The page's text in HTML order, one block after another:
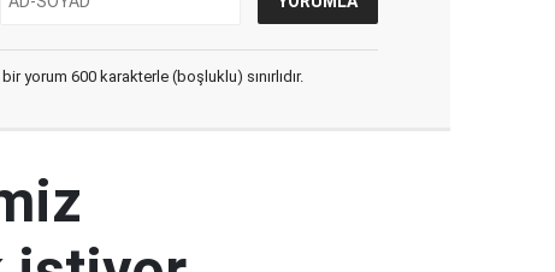
yorum 600 karakterle (boşluklu) sınırlıdır.